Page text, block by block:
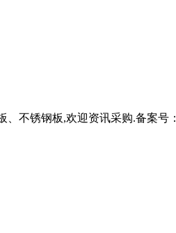
、不锈钢板,欢迎资讯采购.备案号：